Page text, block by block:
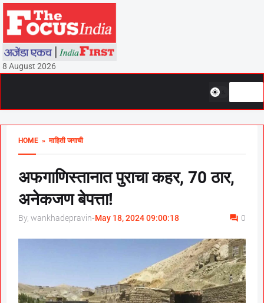
8 August 2026
HOME » माहिती जगाची
अफगाणिस्तानात पुराचा कहर, 70 ठार,
अनेकजण बेपत्ता!
By, wankhadepravin-May 18, 2024 09:00:18 0